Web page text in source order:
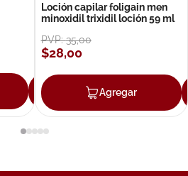
Agregar
Loción capilar foligain men
minoxidil trixidil loción 59 ml
PVP:35,00
$28,00
Agregar